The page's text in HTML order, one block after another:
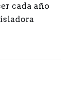
cada año